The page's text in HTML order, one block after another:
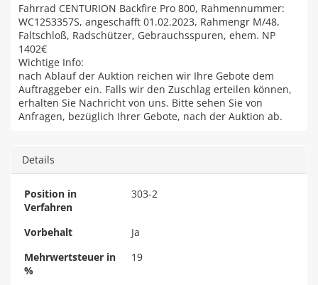
Fahrrad CENTURION Backfire Pro 800, Rahmennummer:
WC1253357S, angeschafft 01.02.2023, Rahmengr M/48,
Faltschloß, Radschützer, Gebrauchsspuren, ehem. NP
1402€
Wichtige Info:
nach Ablauf der Auktion reichen wir Ihre Gebote dem
Auftraggeber ein. Falls wir den Zuschlag erteilen können,
erhalten Sie Nachricht von uns. Bitte sehen Sie von
Anfragen, bezüglich Ihrer Gebote, nach der Auktion ab.
Details
Position in
Verfahren
303-2
Vorbehalt
Ja
Mehrwertsteuer in
%
19